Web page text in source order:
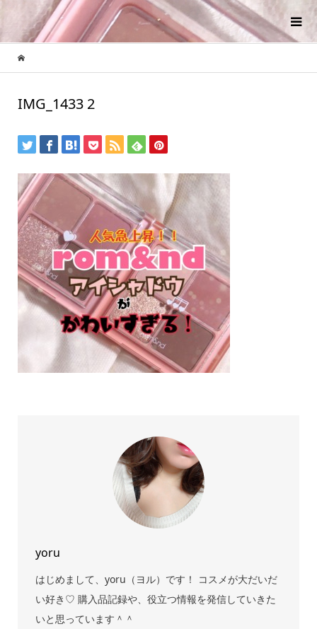
IMG_1433 2
yoru
はじめまして、yoru（ヨル）です！ コスメが大だいだ
い好き♡ 購入品記録や、役立つ情報を発信していきた
いと思っています＾＾